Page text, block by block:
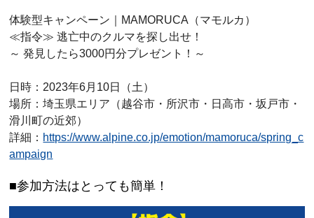
体験型キャンペーン｜MAMORUCA（マモルカ）
≪指令≫ 逃亡中のクルマを探し出せ！
～ 発見したら3000円分プレゼント！～
日時：2023年6月10日（土）
場所：埼玉県エリア（越谷市・所沢市・日高市・坂戸市・
滑川町の近郊）
詳細： https://www.alpine.co.jp/emotion/mamoruca/spring_c
ampaign
参加方法はとっても簡単！